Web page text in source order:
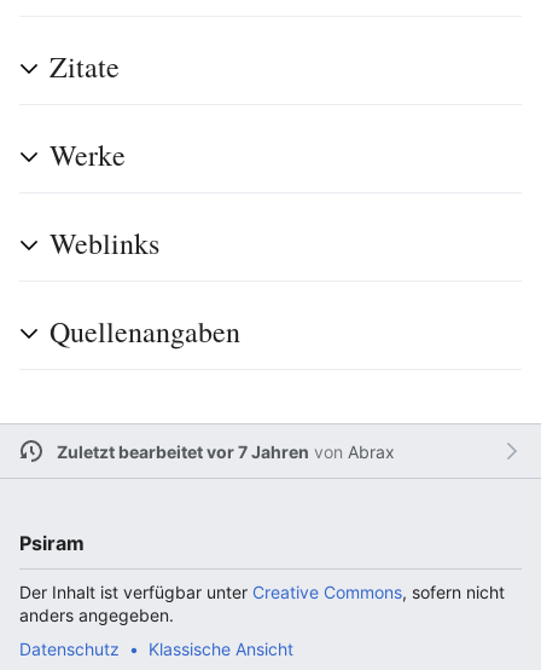
Zitate
Werke
Weblinks
Quellenangaben
Zuletzt bearbeitet vor 7 Jahren von Abrax
Psiram
Der Inhalt ist verfügbar unter Creative Commons, sofern nicht
anders angegeben.
Datenschutz
Klassische Ansicht